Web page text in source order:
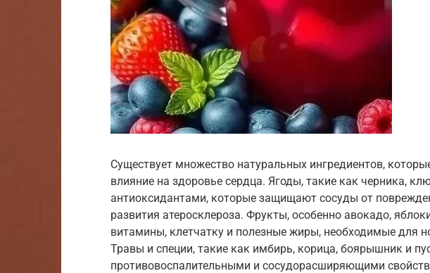
Существует множество натуральных ингредиентов,
влияние на здоровье сердца. Ягоды, такие как черника,
антиоксидантами, которые защищают сосуды от
развития атеросклероза. Фрукты, особенно авокадо,
витамины, клетчатку и полезные жиры, необходимые для
Травы и специи, такие как имбирь, корица, боярышник и
противовоспалительными и сосудорасширяющими